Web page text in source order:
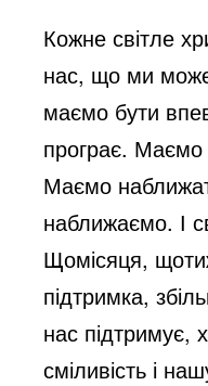
Кожне світле
нас, що ми
маємо бути
програє. Маємо
Маємо
наближаємо. І
Щомісяця,
підтримка,
нас підтримує,
сміливість і